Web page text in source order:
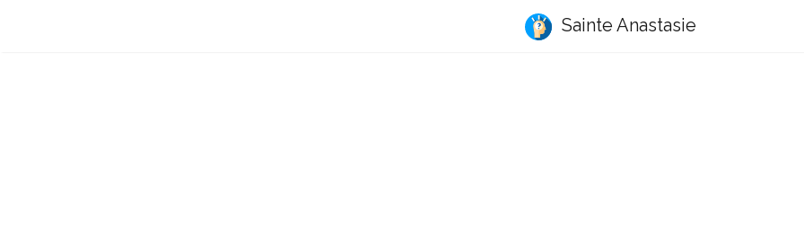
Sainte Anastasie